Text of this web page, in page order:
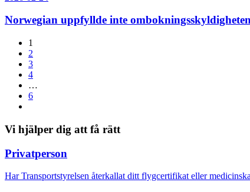
Norwegian uppfyllde inte
1
2
3
4
…
6
Vi hjälper dig att få rätt
Privatperson
Har Transportstyrelsen återkallat ditt flygcertifikat eller